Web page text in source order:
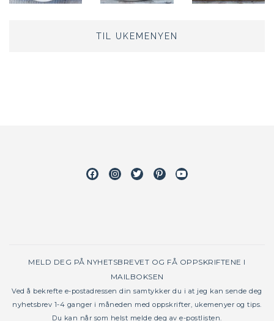
TIL UKEMENYEN
FacebookInstagram
TwitterPinterestYoutube
MELD DEG PÅ NYHETSBREVET OG FÅ OPPSKRIFTENE I
MAILBOKSEN
Ved å bekrefte e-postadressen din samtykker du i at jeg kan sende deg
nyhetsbrev 1-4 ganger i måneden med oppskrifter, ukemenyer og tips.
Du kan når som helst melde deg av e-postlisten.